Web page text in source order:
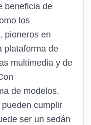
beneficia de
los
pioneros en
plataforma de
multimedia y de
de modelos,
cumplir
ser un sedán